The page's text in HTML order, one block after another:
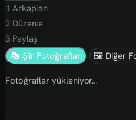
1 Arkaplan
2Düzenle
3Paylaş
🎭 Şiir Fotoğrafları
🖼 Diğer
Fotoğraflar yükleniyor…